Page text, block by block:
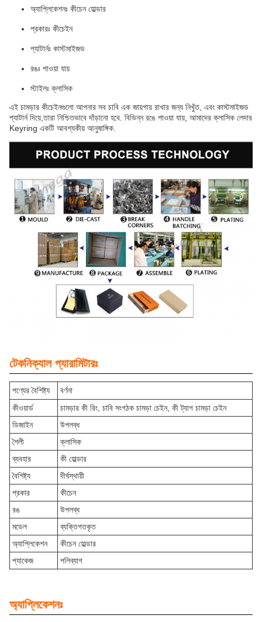
অ্যাপ্লিকেশনঃ কীচেন হোল্ডার
প্রকারঃ কীচেইন
প্যাটার্নঃ কাস্টমাইজড
রঙঃ পাওয়া যায়
স্টাইলঃ ক্লাসিক
এই চামড়ার কীচেইনগুলো আপনার সব চাবি এক জায়গায় রাখার জন্য নিখুঁত, এবং কাস্টমাইজড
প্যাটার্ন দিয়ে,তারা নিশ্চিতভাবে দাঁড়ানো হবে. বিভিন্ন রঙে পাওয়া যায়, আমাদের ক্লাসিক লেদার
Keyring একটি আবশ্যকীয় আনুষাঙ্গিক.
টেকনিক্যাল প্যারামিটারঃ
পণ্যের বৈশিষ্ট্য
বর্ণনা
কীওয়ার্ড
চামড়ার কী রিং, চাবি সংগঠক চামড়া চেইন, কী ট্যাগ চামড়া চেইন
ডিজাইন
উপলব্ধ
শৈলী
ক্লাসিক
ব্যবহার
কী হোল্ডার
বৈশিষ্ট্য
দীর্ঘস্থায়ী
প্রকার
কীচেন
রঙ
উপলব্ধ
মডেল
ব্যক্তিগতকৃত
অ্যাপ্লিকেশন
কীচেন হোল্ডার
প্যাকেজ
পলিব্যাগ
অ্যাপ্লিকেশনঃ